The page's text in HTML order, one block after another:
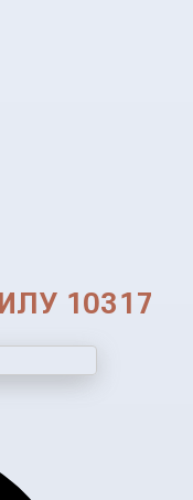
10317